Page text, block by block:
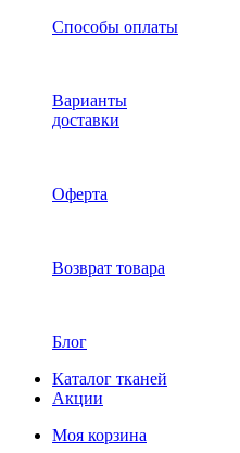
Способы оплаты
Варианты
доставки
Оферта
Возврат товара
Блог
Каталог тканей
Акции
Моя корзина